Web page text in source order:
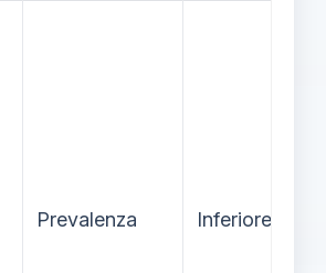
Prevalenza Inferiore